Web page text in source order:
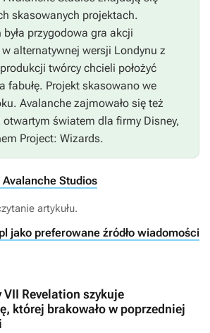
skasowanych projektach.
przygodowa gra akcji
alternatywnej wersji Londynu z
twórcy chcieli położyć
fabułę. Projekt skasowano we
Avalanche zajmowało się też
otwartym światem dla firmy Disney,
Project: Wizards.
Studios
artykułu.
jako preferowane źródło wiadomości
Revelation szykuje
której brakowało w poprzedniej